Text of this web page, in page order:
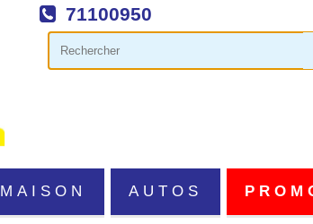
71100950
MAISON AUTOS